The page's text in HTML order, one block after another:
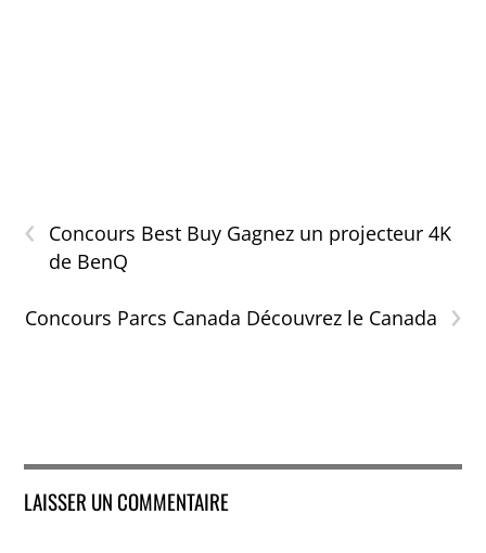
‹
Concours Best Buy Gagnez un projecteur 4K
de BenQ
›
Concours Parcs Canada Découvrez le Canada
LAISSER UN COMMENTAIRE